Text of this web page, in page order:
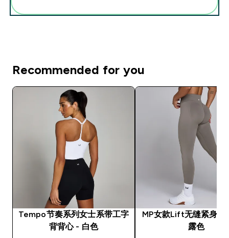
Recommended for you
Tempo节奏系列女士系带工字
背背心 - 白色
MP女款Lift无缝紧身裤
露色